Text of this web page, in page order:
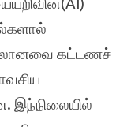
கட்டணச்
இந்நிலையில்